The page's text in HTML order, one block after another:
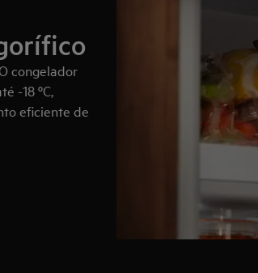
congelador
-18 ºC,
eficiente de